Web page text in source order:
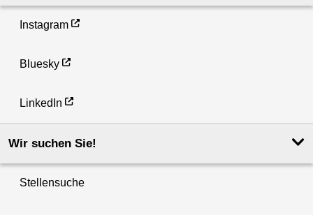
Instagram
Bluesky
LinkedIn
Wir suchen Sie!
Stellensuche